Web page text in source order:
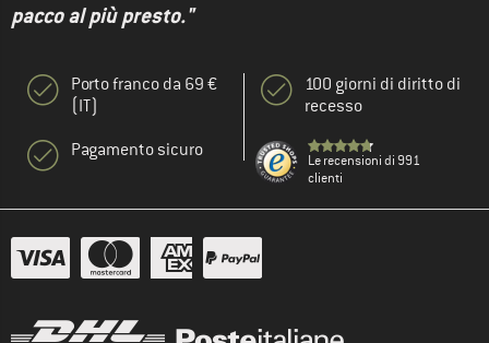
pacco al più presto."
Porto franco da 69 €
(IT)
Pagamento sicuro
100 giorni di diritto di
recesso
Le recensioni di 991
clienti